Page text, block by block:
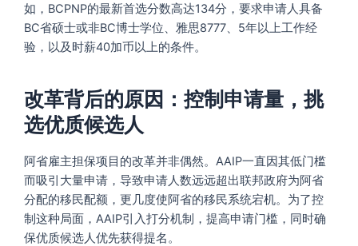
如，BCPNP的最新首选分数高达134分，要求申请人具备
BC省硕士或非BC博士学位、雅思8777、5年以上工作经
验，以及时薪40加币以上的条件。
改革背后的原因：控制申请量，挑
选优质候选人
阿省雇主担保项目的改革并非偶然。AAIP一直因其低门槛
而吸引大量申请，导致申请人数远远超出联邦政府为阿省
分配的移民配额，更几度使阿省的移民系统宕机。为了控
制这种局面，AAIP引入打分机制，提高申请门槛，同时确
保优质候选人优先获得提名。